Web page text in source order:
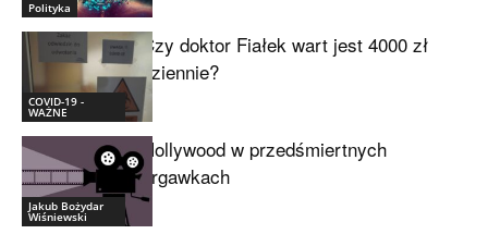
Polityka
COVID-19 -
WAŻNE
Czy doktor Fiałek wart jest 4000 zł
dziennie?
Jakub Bożydar
Wiśniewski
Hollywood w przedśmiertnych
drgawkach